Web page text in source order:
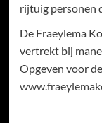
rijtuig personen
De Fraeylema
vertrekt bij
Opgeven voor